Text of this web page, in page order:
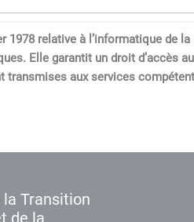
1978 relative à l’informatique de
Elle garantit un droit d’accès
transmises aux services
Transition
de la